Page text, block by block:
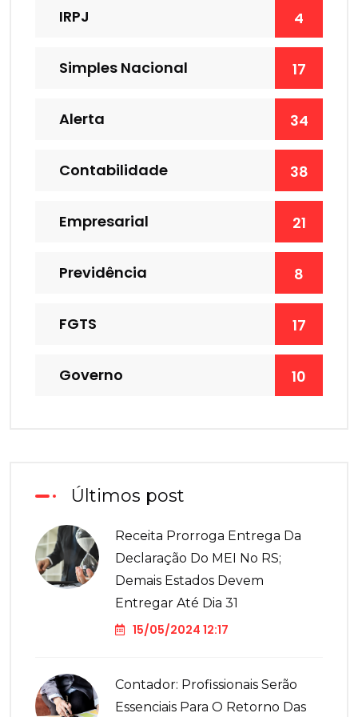
IRPJ 4
Simples Nacional 17
Alerta 34
Contabilidade 38
Empresarial 21
Previdência 8
FGTS 17
Governo 10
Últimos post
Receita Prorroga Entrega Da
Declaração Do MEI No RS;
Demais Estados Devem
Entregar Até Dia 31
15/05/2024 12:17
Contador: Profissionais Serão
Essenciais Para O Retorno Das